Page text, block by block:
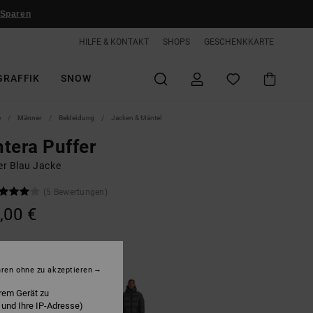
HILFE & KONTAKT SHOPS GESCHENKKARTE
SNOW
Männer Bekleidung Jacken & Mäntel
Puffer
Blau Jacke
(5 Bewertungen)
€
Gerät zu
Ihre IP-Adresse)
ohne zu akzeptieren